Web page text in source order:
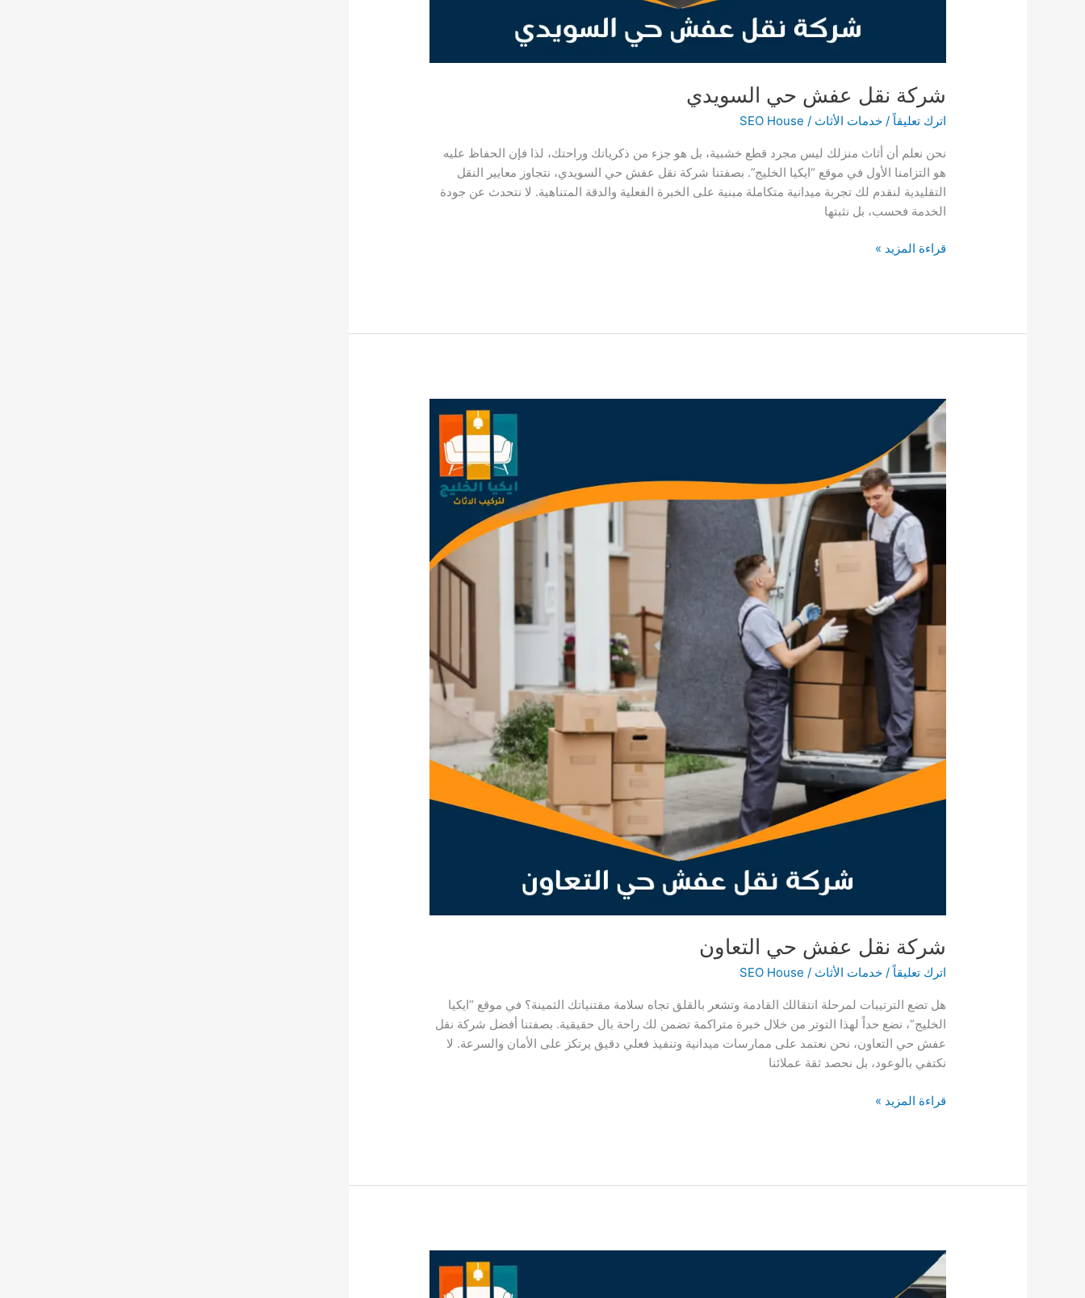
شركة نقل عفش حي السويدي
اترك تعليقاً /خدمات الأثاث /
SEO House
نحن نعلم أن أثاث منزلك ليس مجرد قطع خشبية، بل هو جزء من ذكرياتك وراحتك، لذا فإن الحفاظ عليه
هو التزامنا الأول في موقع “ايكيا الخليج”. بصفتنا شركة نقل عفش حي السويدي، نتجاوز معايير النقل
التقليدية لنقدم لك تجربة ميدانية متكاملة مبنية على الخبرة الفعلية والدقة المتناهية. لا نتحدث عن جودة
الخدمة فحسب، بل نثبتها
شركة
قراءة المزيد »
شركة نقل عفش حي التعاون
اترك تعليقاً /خدمات الأثاث /
SEO House
هل تضع الترتيبات لمرحلة انتقالك القادمة وتشعر بالقلق تجاه سلامة مقتنياتك الثمينة؟ في موقع “ايكيا
الخليج“، نضع حداً لهذا التوتر من خلال خبرة متراكمة تضمن لك راحة بال حقيقية. بصفتنا أفضل شركة نقل
عفش حي التعاون، نحن نعتمد على ممارسات ميدانية وتنفيذ فعلي دقيق يرتكز على الأمان والسرعة. لا
نكتفي بالوعود، بل نحصد ثقة عملائنا
شركة
قراءة المزيد »